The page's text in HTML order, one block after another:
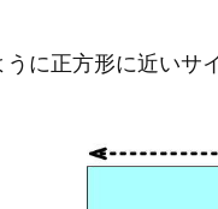
に正方形に近いサ